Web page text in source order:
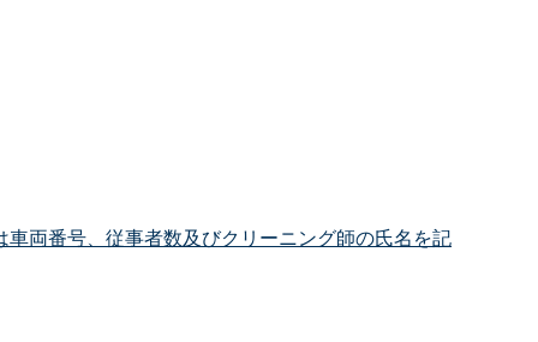
両番号、従事者数及びクリーニング師の氏名を記